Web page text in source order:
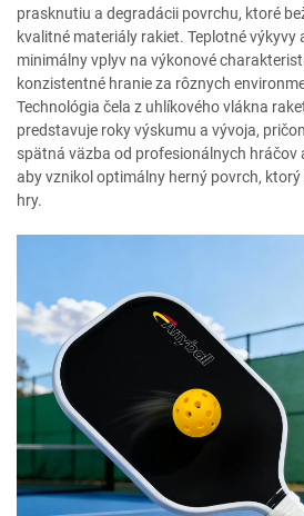
prasknutiu a degradácii povrchu, ktoré
kvalitné materiály rakiet. Teplotné výkyvy
minimálny vplyv na výkonové
konzistentné hranie za rôznych
Technológia čela z uhlíkového vlákna
predstavuje roky výskumu a vývoja,
spätná väzba od profesionálnych hráčov
aby vznikol optimálny herný povrch,
hry.